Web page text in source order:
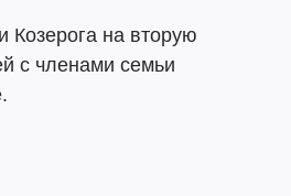
Козерога на вторую
с членами семьи